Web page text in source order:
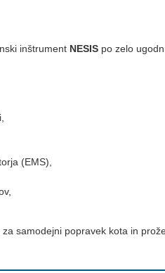
inštrument NESIS po zelo
(EMS),
samodejni popravek kota in